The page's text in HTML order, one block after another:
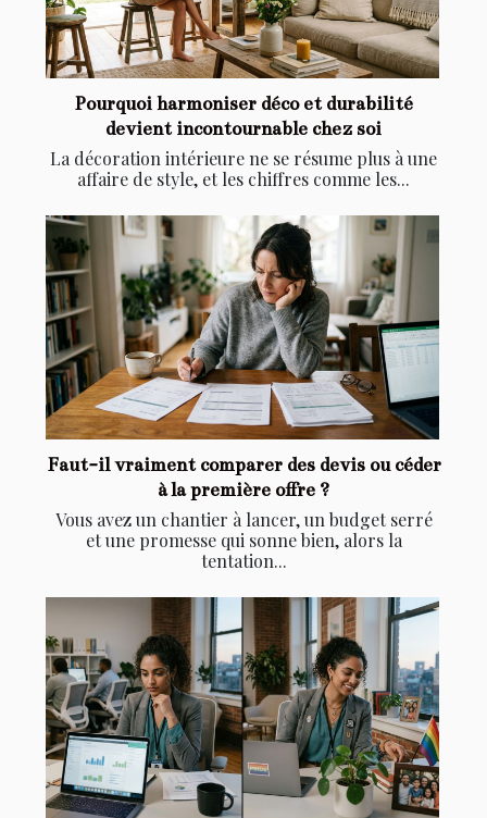
Pourquoi harmoniser déco et durabilité
devient incontournable chez soi
La décoration intérieure ne se résume plus à une
affaire de style, et les chiffres comme les...
Faut-il vraiment comparer des devis ou céder
à la première offre ?
Vous avez un chantier à lancer, un budget serré
et une promesse qui sonne bien, alors la
tentation...